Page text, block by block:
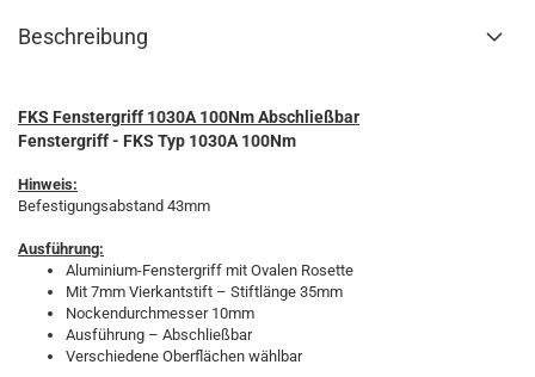
Beschreibung
FKS Fenstergriff 1030A 100Nm Abschließbar
Fenstergriff - FKS Typ 1030A 100Nm
Hinweis:
Befestigungsabstand 43mm
Ausführung:
Aluminium-Fenstergriff mit Ovalen Rosette
Mit 7mm Vierkantstift – Stiftlänge 35mm
Nockendurchmesser 10mm
Ausführung – Abschließbar
Verschiedene Oberflächen wählbar